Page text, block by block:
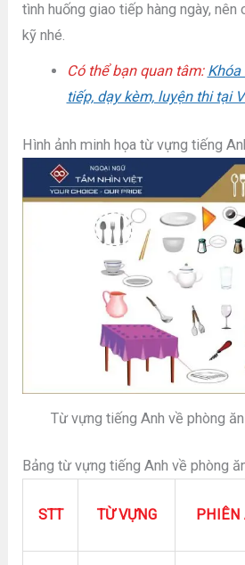
tình huống giao tiếp hàng ngày,
kỹ nhé.
Có thể bạn quan tâm:
tiếp, dạy kèm, luyện thi tại
Hình ảnh minh họa từ vựng tiếng
Từ vựng tiếng Anh về phòng
Bảng từ vựng tiếng Anh về phòng
STT TỪ VỰNG PHIÊN